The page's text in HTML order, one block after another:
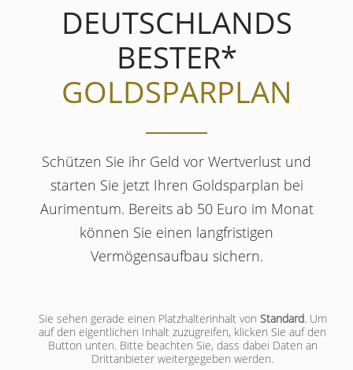
DEUTSCHLANDS
BESTER*
GOLDSPARPLAN
Schützen Sie ihr Geld vor Wertverlust und
starten Sie jetzt Ihren Goldsparplan bei
Aurimentum. Bereits ab 50 Euro im Monat
können Sie einen langfristigen
Vermögensaufbau sichern.
Sie sehen gerade einen Platzhalterinhalt von Standard. Um
auf den eigentlichen Inhalt zuzugreifen, klicken Sie auf den
Button unten. Bitte beachten Sie, dass dabei Daten an
Drittanbieter weitergegeben werden.